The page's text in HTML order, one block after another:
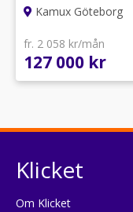
Kamux Göteborg
fr. 2 058 kr/mån
127 000 kr
Klicket
Om Klicket